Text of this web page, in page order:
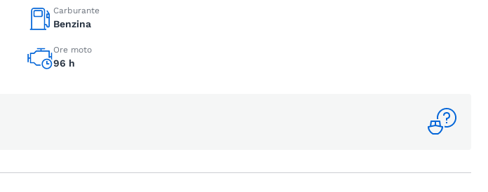
Carburante
Benzina
Ore moto
96 h